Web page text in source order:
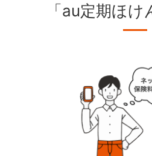
「au定期ほけ